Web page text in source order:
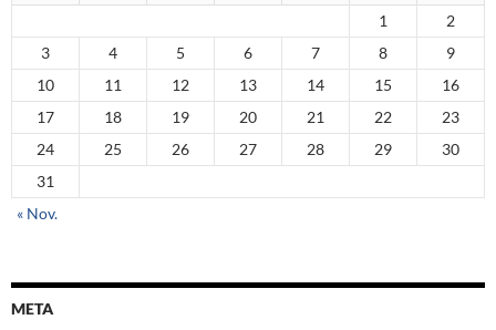
1
2
3
4 5 6 7 8
9
10
11 12 13 14 15
16
17
18 19 20 21 22
23
24
25 26 27 28 29
30
31
« Nov.
META